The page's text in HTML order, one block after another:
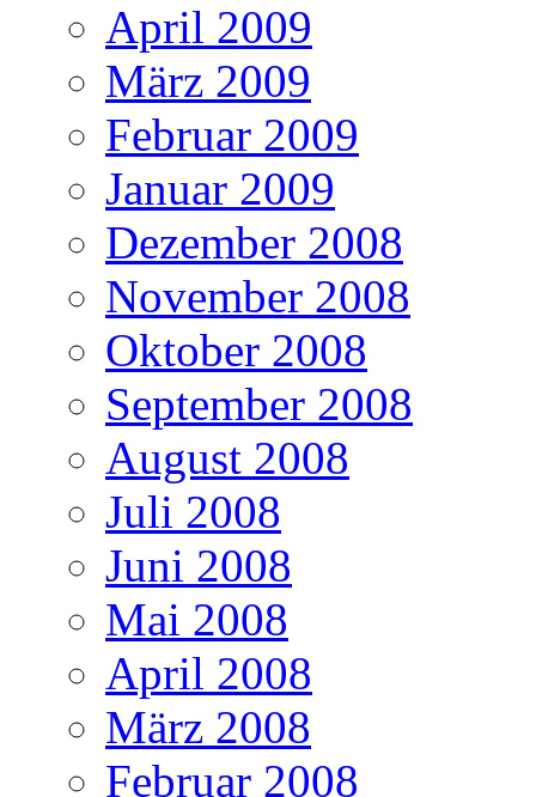
April 2009
März 2009
Februar 2009
Januar 2009
Dezember 2008
November 2008
Oktober 2008
September 2008
August 2008
Juli 2008
Juni 2008
Mai 2008
April 2008
März 2008
Februar 2008